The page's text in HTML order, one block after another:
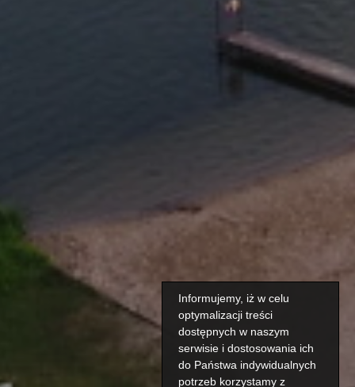
Informujemy, iż w celu
optymalizacji treści
dostępnych w naszym
serwisie i dostosowania ich
do Państwa indywidualnych
potrzeb korzystamy z